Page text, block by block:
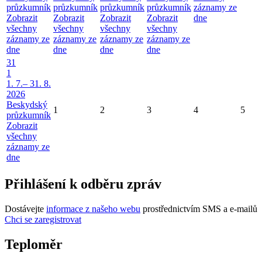
průzkumník
Zobrazit
všechny
záznamy ze
dne
průzkumník
Zobrazit
všechny
záznamy ze
dne
průzkumník
Zobrazit
všechny
záznamy ze
dne
průzkumník
Zobrazit
všechny
záznamy ze
dne
záznamy ze
dne
31
1
1. 7.– 31. 8.
2026
Beskydský
průzkumník
Zobrazit
všechny
záznamy ze
dne
1 2 3 4 5
Přihlášení k odběru zpráv
Dostávejte informace z našeho webu prostřednictvím SMS a e-mailů
Chci se zaregistrovat
Teploměr